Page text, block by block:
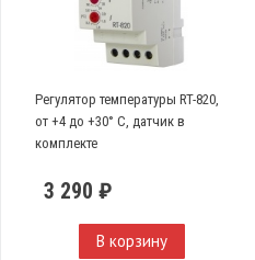
Регулятор температуры RT-820,
от +4 до +30° С, датчик в
комплекте
3 290 ₽
В корзину